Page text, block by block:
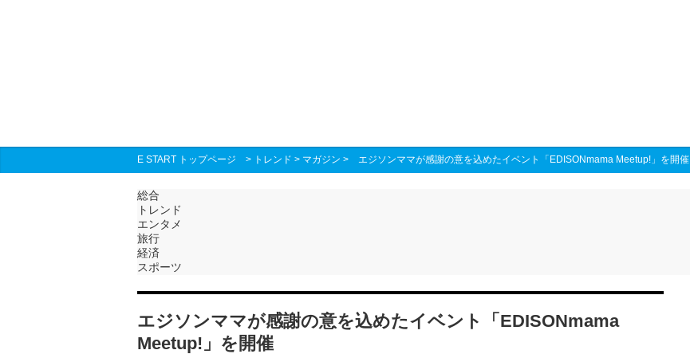
E START トップページ > トレンド > マガジン > エジソンママが感謝の意を込めたイベント「EDISONmama Meetup!」を開催
総合
トレンド
エンタメ
旅行
経済
スポーツ
エジソンママが感謝の意を込めたイベント「EDISONmama
Meetup!」を開催